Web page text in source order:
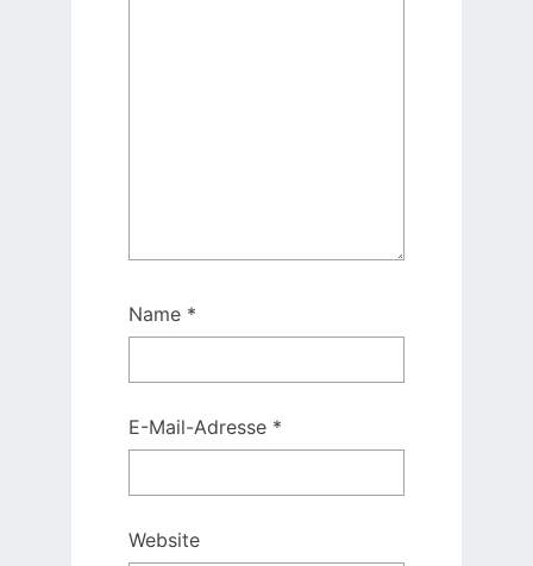
Name *
E-Mail-Adresse *
Website